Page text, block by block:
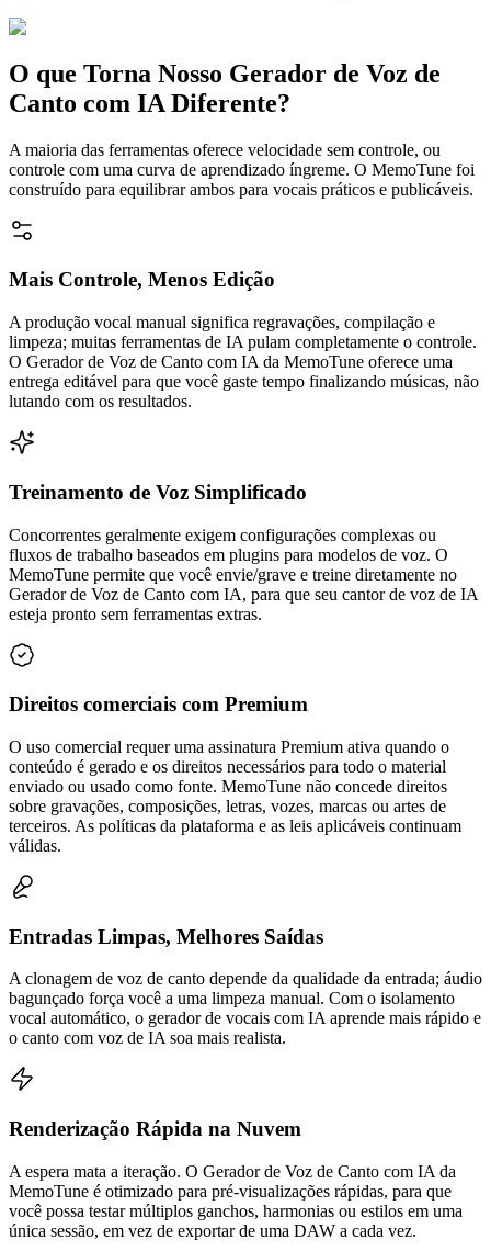
O que Torna Nosso Gerador de Voz de
Canto com IA Diferente?
A maioria das ferramentas oferece velocidade sem controle, ou
controle com uma curva de aprendizado íngreme. O MemoTune foi
construído para equilibrar ambos para vocais práticos e publicáveis.
Mais Controle, Menos Edição
A produção vocal manual significa regravações, compilação e
limpeza; muitas ferramentas de IA pulam completamente o controle.
O Gerador de Voz de Canto com IA da MemoTune oferece uma
entrega editável para que você gaste tempo finalizando músicas, não
lutando com os resultados.
Treinamento de Voz Simplificado
Concorrentes geralmente exigem configurações complexas ou
fluxos de trabalho baseados em plugins para modelos de voz. O
MemoTune permite que você envie/grave e treine diretamente no
Gerador de Voz de Canto com IA, para que seu cantor de voz de IA
esteja pronto sem ferramentas extras.
Direitos comerciais com Premium
O uso comercial requer uma assinatura Premium ativa quando o
conteúdo é gerado e os direitos necessários para todo o material
enviado ou usado como fonte. MemoTune não concede direitos
sobre gravações, composições, letras, vozes, marcas ou artes de
terceiros. As políticas da plataforma e as leis aplicáveis continuam
válidas.
Entradas Limpas, Melhores Saídas
A clonagem de voz de canto depende da qualidade da entrada; áudio
bagunçado força você a uma limpeza manual. Com o isolamento
vocal automático, o gerador de vocais com IA aprende mais rápido e
o canto com voz de IA soa mais realista.
Renderização Rápida na Nuvem
A espera mata a iteração. O Gerador de Voz de Canto com IA da
MemoTune é otimizado para pré-visualizações rápidas, para que
você possa testar múltiplos ganchos, harmonias ou estilos em uma
única sessão, em vez de exportar de uma DAW a cada vez.